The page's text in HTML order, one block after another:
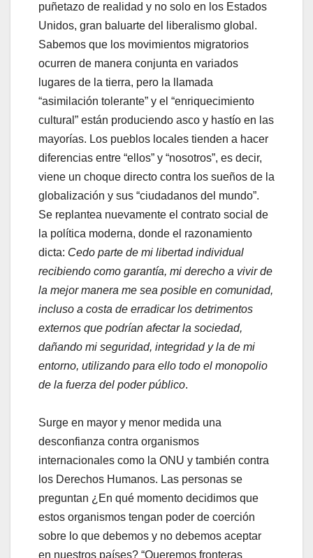
puñetazo de realidad y no solo en los Estados
Unidos, gran baluarte del liberalismo global.
Sabemos que los movimientos migratorios
ocurren de manera conjunta en variados
lugares de la tierra, pero la llamada
“asimilación tolerante” y el “enriquecimiento
cultural” están produciendo asco y hastío en las
mayorías. Los pueblos locales tienden a hacer
diferencias entre “ellos” y “nosotros”, es decir,
viene un choque directo contra los sueños de la
globalización y sus “ciudadanos del mundo”.
Se replantea nuevamente el contrato social de
la política moderna, donde el razonamiento
dicta: Cedo parte de mi libertad individual
recibiendo como garantía, mi derecho a vivir de
la mejor manera me sea posible en comunidad,
incluso a costa de erradicar los detrimentos
externos que podrían afectar la sociedad,
dañando mi seguridad, integridad y la de mi
entorno, utilizando para ello todo el monopolio
de la fuerza del poder público.
Surge en mayor y menor medida una
desconfianza contra organismos
internacionales como la ONU y también contra
los Derechos Humanos. Las personas se
preguntan ¿En qué momento decidimos que
estos organismos tengan poder de coerción
sobre lo que debemos y no debemos aceptar
en nuestros países? “Queremos fronteras